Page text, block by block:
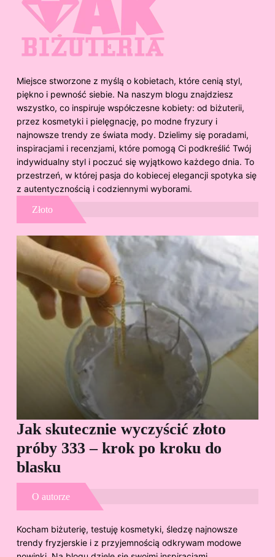
Miejsce stworzone z myślą o kobietach, które cenią styl,
piękno i pewność siebie. Na naszym blogu znajdziesz
wszystko, co inspiruje współczesne kobiety: od biżuterii,
przez kosmetyki i pielęgnację, po modne fryzury i
najnowsze trendy ze świata mody. Dzielimy się poradami,
inspiracjami i recenzjami, które pomogą Ci podkreślić Twój
indywidualny styl i poczuć się wyjątkowo każdego dnia. To
przestrzeń, w której pasja do kobiecej elegancji spotyka się
z autentycznością i codziennymi wyborami.
Złoto
Jak skutecznie wyczyścić złoto
próby 333 – krok po kroku do
blasku
O autorze
Kocham biżuterię, testuję kosmetyki, śledzę najnowsze
trendy fryzjerskie i z przyjemnością odkrywam modowe